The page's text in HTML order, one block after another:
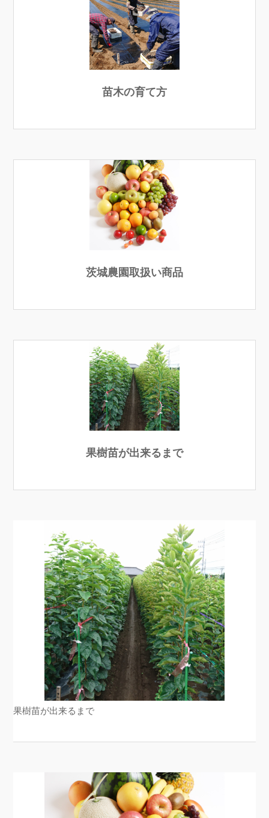
苗木の育て方
茨城農園取扱い商品
果樹苗が出来るまで
果樹苗が出来るまで